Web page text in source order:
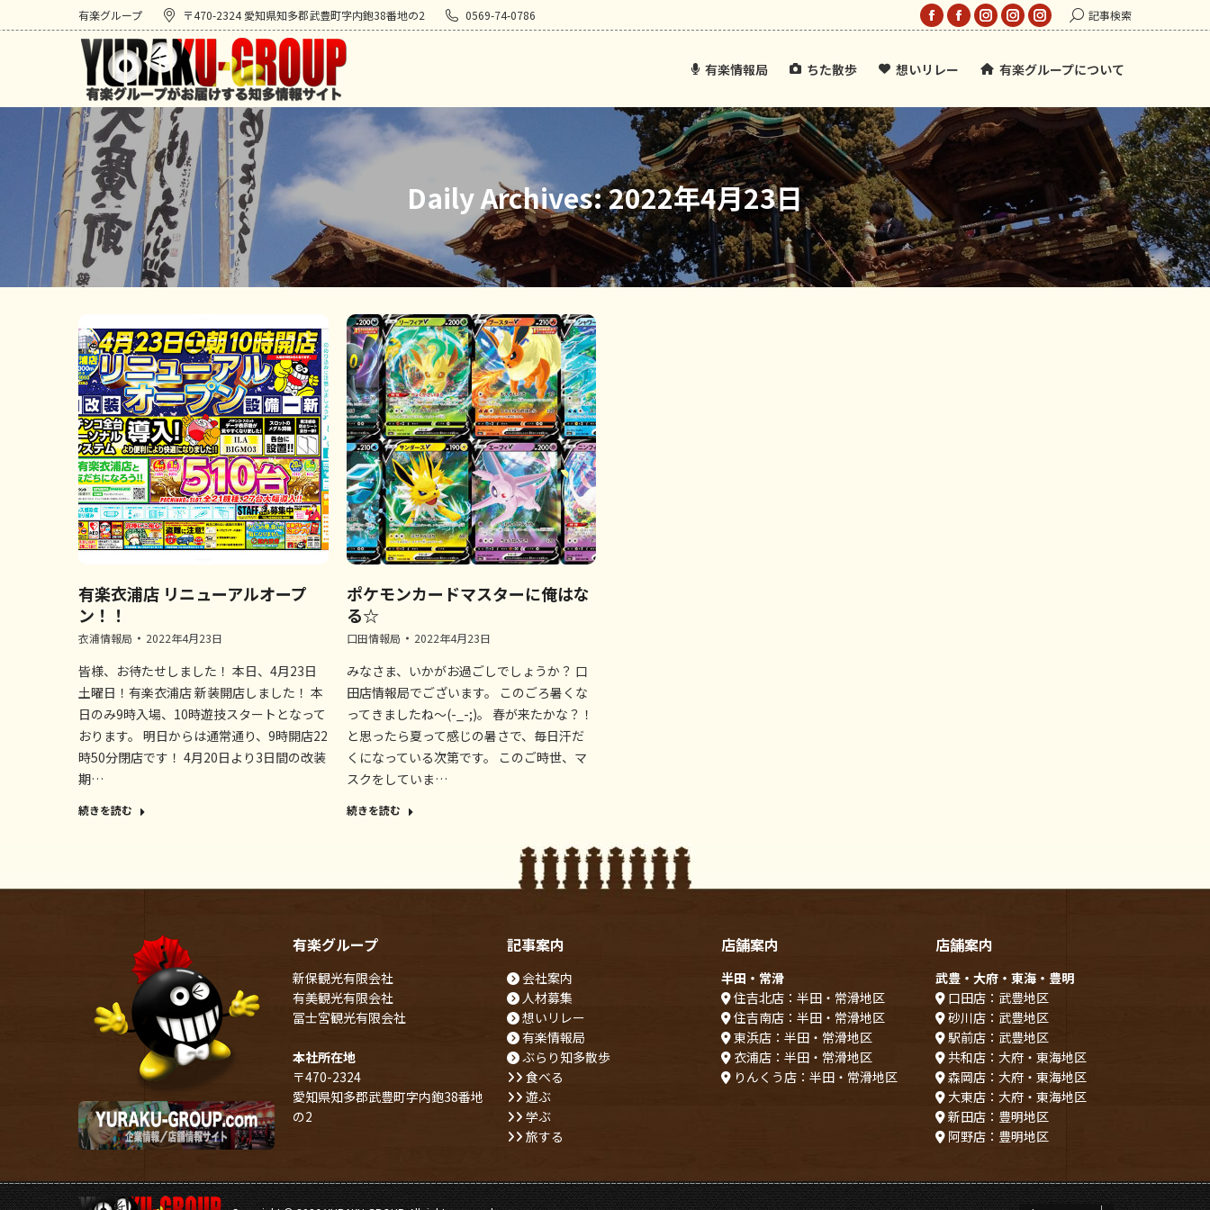
有楽グループ 〒470-2324 愛知県知多郡武豊町字内鉋38番地の2 0569-74-0786
Facebook
opens
new
window
Facebook
opens
new
window
Instagram
opens
new
window
Instagram
opens
new
Instagram
opens
new
window
Search:記事検索
有楽情報局 ちた散歩 想いリレー 有楽グループについて
Daily Archives:2022年4月23日
有楽衣浦店 リニューアルオープ
ン！！
衣浦情報局 2022年4月23日
皆様、お待たせしました！ 本日、4月23日
土曜日！有楽衣浦店 新装開店しました！ 本
日のみ9時入場、10時遊技スタートとなって
おります。 明日からは通常通り、9時開店22
時50分閉店です！ 4月20日より3日間の改装
期…
続きを読む
ポケモンカードマスターに俺はな
る☆
口田情報局 2022年4月23日
みなさま、いかがお過ごしでしょうか？ 口
田店情報局でございます。 このごろ暑くな
ってきましたね～(-_-;)。 春が来たかな？！
と思ったら夏って感じの暑さで、毎日汗だ
くになっている次第です。 このご時世、マ
スクをしていま…
続きを読む
有楽グループ
新保観光有限会社
有美観光有限会社
冨士宮観光有限会社
本社所在地
〒470-2324
愛知県知多郡武豊町字内鉋38番地
の2
記事案内
会社案内
人材募集
想いリレー
有楽情報局
ぶらり知多散歩
食べる
遊ぶ
学ぶ
旅する
店舗案内
半田・常滑
住吉北店：半田・常滑地区
住吉南店：半田・常滑地区
東浜店：半田・常滑地区
衣浦店：半田・常滑地区
りんくう店：半田・常滑地区
店舗案内
武豊・大府・東海・豊明
口田店：武豊地区
砂川店：武豊地区
駅前店：武豊地区
共和店：大府・東海地区
森岡店：大府・東海地区
大東店：大府・東海地区
新田店：豊明地区
阿野店：豊明地区